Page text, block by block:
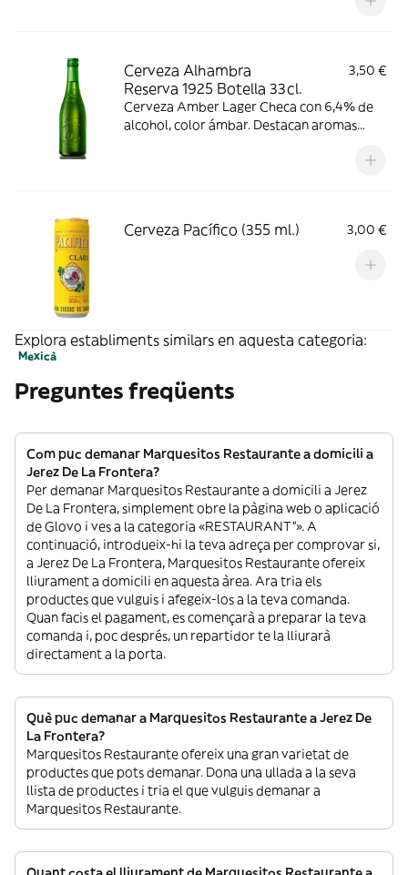
Cerveza Alhambra
Reserva 1925 Botella 33cl.
3,50 €
Cerveza Amber Lager Checa con 6,4% de
alcohol, color ámbar. Destacan aromas
Cerveza Pacífico (355 ml.) 3,00 €
Explora establiments similars en aquesta categoria:
Mexicà
Preguntes freqüents
Com puc demanar Marquesitos Restaurante a domicili a
Jerez De La Frontera?
Per demanar Marquesitos Restaurante a domicili a Jerez
De La Frontera, simplement obre la pàgina web o aplicació
de Glovo i ves a la categoria «RESTAURANT”». A
continuació, introdueix-hi la teva adreça per comprovar si,
a Jerez De La Frontera, Marquesitos Restaurante ofereix
lliurament a domicili en aquesta àrea. Ara tria els
productes que vulguis i afegeix-los a la teva comanda.
Quan facis el pagament, es començarà a preparar la teva
comanda i, poc després, un repartidor te la lliurarà
directament a la porta.
Què puc demanar a Marquesitos Restaurante a Jerez De
La Frontera?
Marquesitos Restaurante ofereix una gran varietat de
productes que pots demanar. Dona una ullada a la seva
llista de productes i tria el que vulguis demanar a
Marquesitos Restaurante.